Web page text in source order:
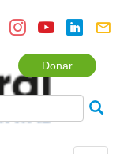
Donar